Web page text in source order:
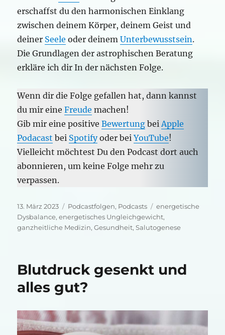
erschaffst du den harmonischen Einklang
zwischen deinem Körper, deinem Geist und
deiner Seele oder deinemUnterbewusstsein.
Die Grundlagen der astrophischen Beratung
erkläre ich dir In der nächsten Folge.
Wenn dir die Folge gefallen hat, dann kannst
du mir eineFreude machen!
Gib mir eine positiveBewertung bei Apple
Podacast bei Spotifyoder beiYouTube!
Vielleicht möchtest Du den Podcast dort auch
abonnieren, um keine Folge mehr zu
verpassen.
Veröffentlicht
am
13. März 2023 Kategorien
Podcastfolgen, Podcasts Schlagwörter
energetische
Dysbalance,energetisches Ungleichgewicht,
ganzheitliche Medizin,Gesundheit,Salutogenese
Blutdruck gesenkt und
alles gut?